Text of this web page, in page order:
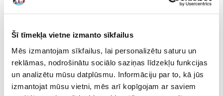
Šī tīmekļa vietne izmanto sīkfailus
Mēs izmantojam sīkfailus, lai personalizētu saturu un
reklāmas, nodrošinātu sociālo saziņas līdzekļu funkcijas
un analizētu mūsu datplūsmu. Informāciju par to, kā jūs
izmantojat mūsu vietni, mēs arī kopīgojam ar saviem
TRIXIE dzirdinātava
grauzējiem 250ml
€1.76
250 ml
€6.12